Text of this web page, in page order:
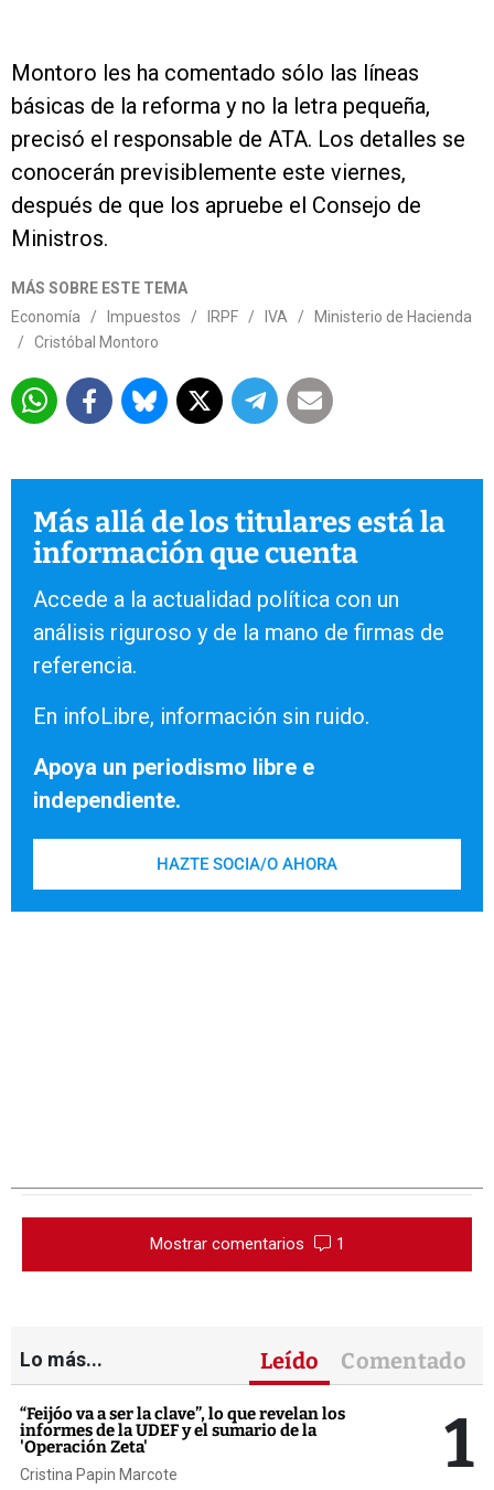
Montoro les ha comentado sólo las líneas
básicas de la reforma y no la letra pequeña,
precisó el responsable de ATA. Los detalles se
conocerán previsiblemente este viernes,
después de que los apruebe el Consejo de
Ministros.
MÁS SOBRE ESTE TEMA
Economía
/ Impuestos / IRPF / IVA /
Ministerio de Hacienda
/
Cristóbal Montoro
Más allá de los titulares está la
información que cuenta
Accede a la actualidad política con un
análisis riguroso y de la mano de firmas de
referencia.
En infoLibre, información sin ruido.
Apoya un periodismo libre e
independiente.
HAZTE SOCIA/O AHORA
Mostrar comentarios 1
Lo más... Leído Comentado
“Feijóo va a ser la clave”, lo que revelan los
informes de la UDEF y el sumario de la
'Operación Zeta'
Cristina Papin Marcote 1